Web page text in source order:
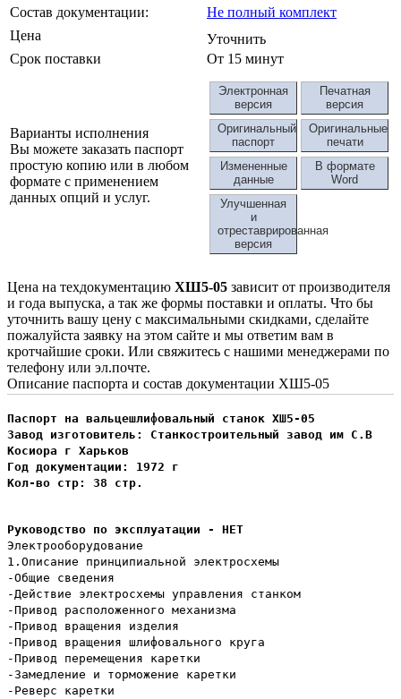
Состав документации:
Не полный комплект
Цена
Уточнить
Срок поставки
От 15 минут
Варианты исполнения
Вы можете заказать паспорт
простую копию или в любом
формате с применением
данных опций и услуг.
Электронная
версия
Печатная
версия
Оригинальный
паспорт
Оригинальные
печати
Измененные
данные
В формате
Word
Улучшенная
и
отреставрированная
версия
Цена на техдокументацию ХШ5-05 зависит от производителя
и года выпуска, а так же формы поставки и оплаты. Что бы
уточнить вашу цену с максимальными скидками, сделайте
пожалуйста заявку на этом сайте и мы ответим вам в
кротчайшие сроки. Или свяжитесь с нашими менеджерами по
телефону или эл.почте.
Описание паспорта и состав документации ХШ5-05
Паспорт на вальцешлифовальный станок ХШ5-05
Завод изготовитель: Станкостроительный завод им С.В
Косиора г Харьков
Год документации: 1972 г
Кол-во стр: 38 стр.
Руководство по эксплуатации - НЕТ
Электрооборудование
1.Описание принципиальной электросхемы
-Общие сведения
-Действие электросхемы управления станком
-Привод расположенного механизма
-Привод вращения изделия
-Привод вращения шлифовального круга
-Привод перемещения каретки
-Замедление и торможение каретки
-Реверс каретки